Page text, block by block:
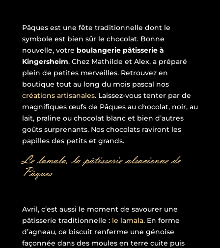
Pâques est une fête traditionnelle dont le
symbole est bien sûr le chocolat. Bonne
nouvelle, votre boulangerie pâtisserie à
Kingersheim, Chez Mathilde et Alex, a préparé
plein de petites merveilles. Retrouvez en
boutique tout au long du mois pascal nos
créations artisanales. Laissez-vous tenter par de
magnifiques œufs de Pâques au chocolat, noir, au
lait, praline ou chocolat blanc et bien d’autres
goûts surprenants. Nos chocolats raviront les
papilles des petits et grands.
Le lamala, la pâtisserie alsacienne de
Pâques
Avril, c’est aussi le moment de savourer une
pâtisserie traditionnelle : le lamala. En forme
d’agneau, ce biscuit renferme une génoise
façonnée dans des moules en terre cuite puis